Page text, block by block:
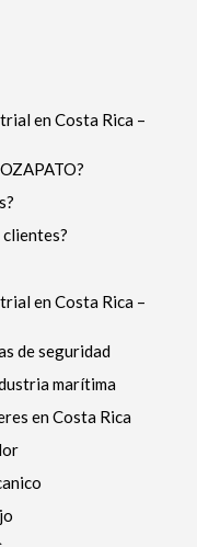
en Costa Rica –
en Costa Rica –
de seguridad
marítima
en Costa Rica